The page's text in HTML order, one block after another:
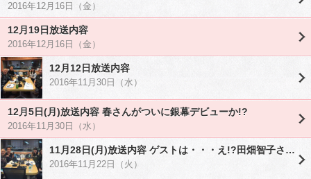
2016年12月16日（金）
12月19日放送内容
2016年12月16日（金）
12月12日放送内容
2016年11月30日（水）
12月5日(月)放送内容 春さんがついに銀幕デビューか!?
2016年11月30日（水）
11月28日(月)放送内容 ゲストは・・・え!?田畑智子さん!?
2016年11月22日（火）